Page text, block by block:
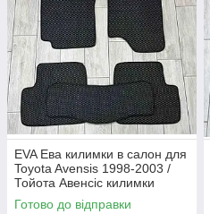
EVA Ева килимки в салон для
Toyota Avensis 1998-2003 /
Тойота Авенсіс килимки
Готово до відправки